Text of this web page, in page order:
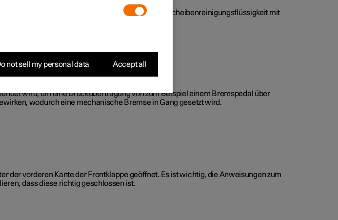
unter dem Gefrierpunkt muss die Scheibenreinigungsflüssigkeit mit
wird, um eine Druckübertragung von zum Beispiel einem Bremspedal über
wodurch eine mechanische Bremse in Gang gesetzt wird.
der vorderen Kante der Frontklappe geöffnet. Es ist wichtig, die Anweisungen zum
dass diese richtig geschlossen ist.
not sell my personal data Accept all